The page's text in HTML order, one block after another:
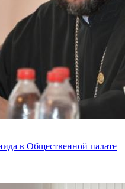
в Общественной палате